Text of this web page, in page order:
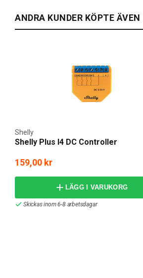
ANDRA KUNDER KÖPTE ÄVEN
Shelly Plus I4 DC Controller
Shelly
159,00 kr
LÄGG I VARUKORG
Skickas inom 6-8 arbetsdagar